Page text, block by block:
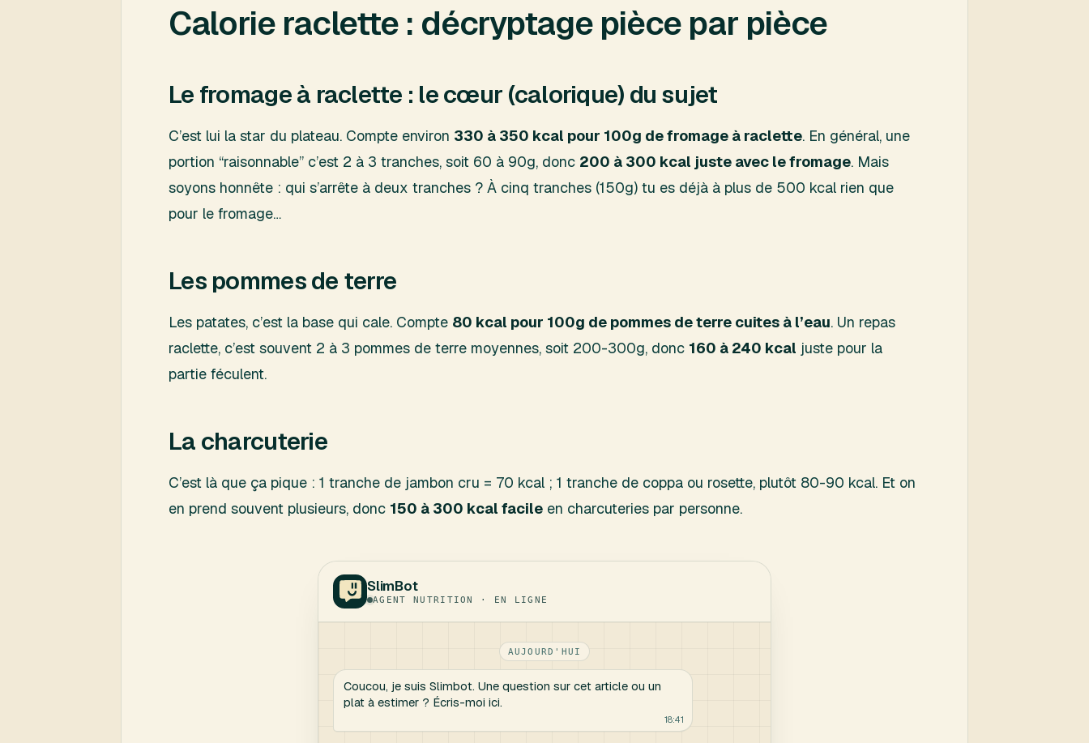
Calorie raclette : décryptage pièce par pièce
Le fromage à raclette : le cœur (calorique) du sujet
C’est lui la star du plateau. Compte environ 330 à 350 kcal pour 100g de fromage à raclette. En général, une
portion “raisonnable” c’est 2 à 3 tranches, soit 60 à 90g, donc 200 à 300 kcal juste avec le fromage. Mais
soyons honnête : qui s’arrête à deux tranches ? À cinq tranches (150g) tu es déjà à plus de 500 kcal rien que
pour le fromage…
Les pommes de terre
Les patates, c’est la base qui cale. Compte 80 kcal pour 100g de pommes de terre cuites à l’eau. Un repas
raclette, c’est souvent 2 à 3 pommes de terre moyennes, soit 200-300g, donc 160 à 240 kcal juste pour la
partie féculent.
La charcuterie
C’est là que ça pique : 1 tranche de jambon cru = 70 kcal ; 1 tranche de coppa ou rosette, plutôt 80-90 kcal. Et on
en prend souvent plusieurs, donc 150 à 300 kcal facile en charcuteries par personne.